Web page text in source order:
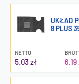
UKŁAD
8 PLUS
NETTO
5.03 zł 6.19